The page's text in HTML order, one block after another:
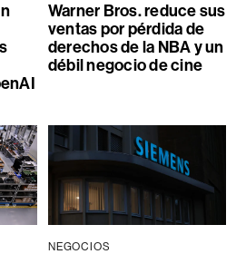
Warner Bros. reduce sus
ventas por pérdida de
derechos de la NBA y un
débil negocio de cine
NEGOCIOS